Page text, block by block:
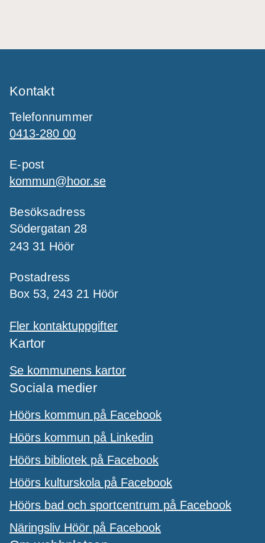
Kontakt
Telefonnummer
0413-280 00
E-post
kommun@hoor.se
Besöksadress
Södergatan 28
243 31 Höör
Postadress
Box 53, 243 21 Höör
Fler kontaktuppgifter
Kartor
Se kommunens kartor
Sociala medier
Höörs kommun på Facebook
Höörs kommun på Linkedin
Höörs bibliotek på Facebook
Höörs kulturskola på Facebook
Höörs bad och sportcentrum på Facebook
Näringsliv Höör på Facebook